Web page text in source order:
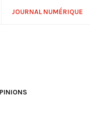
JOURNAL NUMÉRIQUE